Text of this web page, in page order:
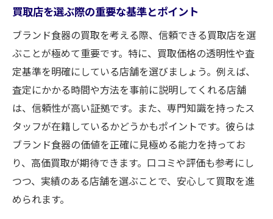
多数の買取実績から見るお客様の評価
選ばれる理由：専門的な査定力とサービス
地域密着型店舗としてのポジション
お客様満足度を高めるための取り組み
買取実績から探る買取大吉新静岡店の強み
買取店を選ぶ際の重要な基準とポイント
ブランド食器の買取を考える際、信頼できる買取店を選
ぶことが極めて重要です。特に、買取価格の透明性や査
定基準を明確にしている店舗を選びましょう。例えば、
査定にかかる時間や方法を事前に説明してくれる店舗
は、信頼性が高い証拠です。また、専門知識を持ったス
タッフが在籍しているかどうかもポイントです。彼らは
ブランド食器の価値を正確に見極める能力を持ってお
り、高価買取が期待できます。口コミや評価も参考にし
つつ、実績のある店舗を選ぶことで、安心して買取を進
められます。